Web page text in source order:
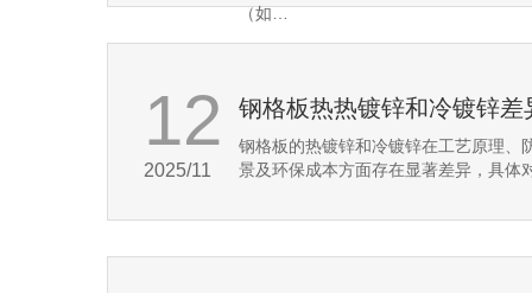
（如…
12
2025/11
钢格板热热镀锌和冷镀锌差
钢格板的热镀锌和冷镀锌在工艺原理、
景及环保成本方面存在显著差异，具